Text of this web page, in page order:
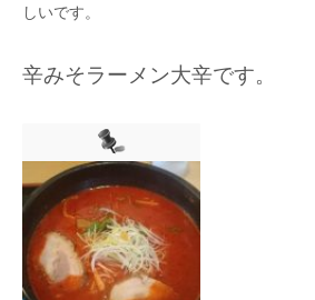
しいです。
辛みそラーメン大辛です。